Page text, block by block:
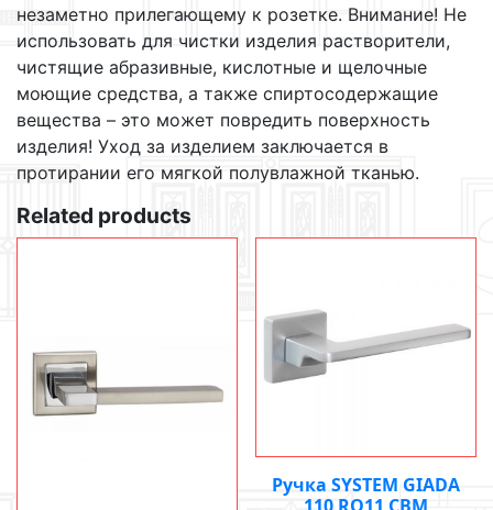
незаметно прилегающему к розетке. Внимание! Не
использовать для чистки изделия растворители,
чистящие абразивные, кислотные и щелочные
моющие средства, а также спиртосодержащие
вещества – это может повредить поверхность
изделия! Уход за изделием заключается в
протирании его мягкой полувлажной тканью.
Related products
Ручка SYSTEM GIADA